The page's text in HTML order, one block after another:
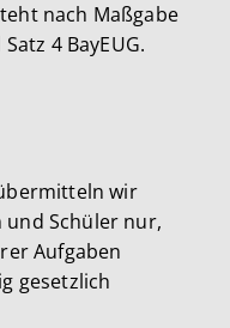
nach Maßgabe
4 BayEUG.
wir
Schüler nur,
Aufgaben
gesetzlich